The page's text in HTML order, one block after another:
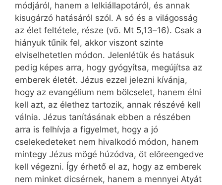
módjáról, hanem a lelkiállapotáról, és annak
kisugárzó hatásáról szól. A só és a világosság
az élet feltétele, része (vö. Mt 5,13–16). Csak a
hiányuk tűnik fel, akkor viszont szinte
elviselhetetlen módon. Jelenlétük és hatásuk
pedig képes arra, hogy gyógyítsa, megújítsa az
emberek életét. Jézus ezzel jelezni kívánja,
hogy az evangélium nem bölcselet, hanem élni
kell azt, az élethez tartozik, annak részévé kell
válnia. Jézus tanításának ebben a részében
arra is felhívja a figyelmet, hogy a jó
cselekedeteket nem hivalkodó módon, hanem
mintegy Jézus mögé húzódva, őt előreengedve
kell végezni. Így érhető el az, hogy az emberek
nem minket dicsérnek, hanem a mennyei Atyát